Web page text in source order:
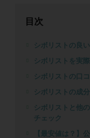
目次
シボリストの良
シボリストを実
シボリストの口
シボリストの成
シボリストと他
チェック
【最安値は？】